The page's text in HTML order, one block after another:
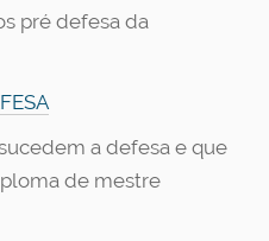
pré defesa da
a defesa e que
de mestre